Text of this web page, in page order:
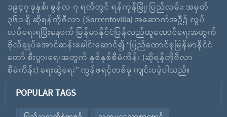
၁၉၄၇ ခုနှစ်၊ ဇွန်လ ၇ ရက်တွင် ရန်ကုန်မြို့၊ ပြည်လမ်း၊ အမှတ်
၃၆၁ ရှိ ဆိုရန်တိုဗီလာ (Sorrentovilla) အဆောက်အဦ၌ လွပ်
လပ်ရေးရပြီးနောက် မြန်မာနိုင်ငံပြန်လည်ထူထောင်ရေးအတွက်
ဗိုလ်ချူပ်အောင်ဆန်းခေါင်းဆောင်၍ “ပြည်ထောင်စုမြန်မာနိုင်ငံ
တော် စီးပွားရေးအတွက် နှစ်နှစ်စီမံကိန်း (ဆိုရန်တိုဗီလာ
စီမံကိန်း) ရေးဆွဲရေး” ကွန်ဖရင့်တစ်ခု ကျင်းပခဲ့ပါသည်။
POPULAR TAGS